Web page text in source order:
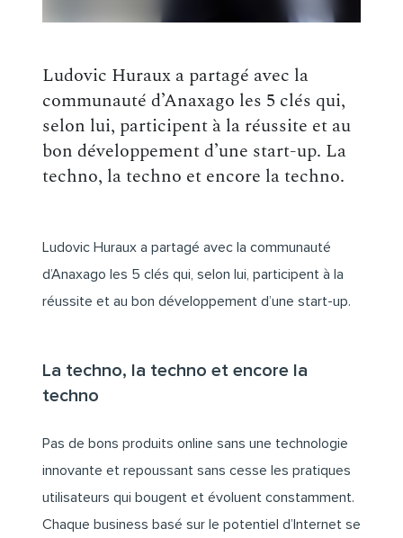
Ludovic Huraux a partagé avec la
communauté d’Anaxago les 5 clés qui,
selon lui, participent à la réussite et au
bon développement d’une start-up. La
techno, la techno et encore la techno.
Ludovic Huraux a partagé avec la communauté
d’Anaxago les 5 clés qui, selon lui, participent à la
réussite et au bon développement d’une start-up.
La techno, la techno et encore la
techno
Pas de bons produits online sans une technologie
innovante et repoussant sans cesse les pratiques
utilisateurs qui bougent et évoluent constamment.
Chaque business basé sur le potentiel d’Internet se